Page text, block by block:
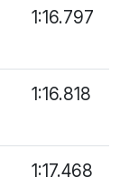
1:16.797
1:16.818
1:17.468